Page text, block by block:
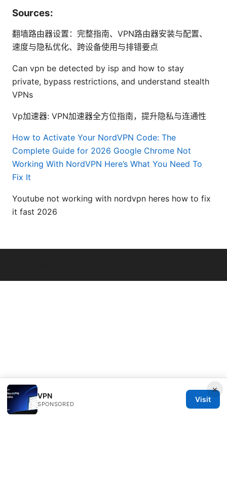
Sources:
翻墙路由器设置：完整指南、VPN路由器安装与配置、
速度与隐私优化、跨设备使用与排错要点
Can vpn be detected by isp and how to stay
private, bypass restrictions, and understand stealth
VPNs
Vp加速器: VPN加速器全方位指南，提升隐私与连通性
How to Activate Your NordVPN Code: The
Complete Guide for 2026 Google Chrome Not
Working With NordVPN Here’s What You Need To
Fix It
Youtube not working with nordvpn heres how to fix
it fast 2026
×
VPN
SPONSORED
Visit